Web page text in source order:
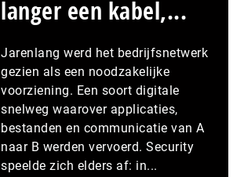
langer een kabel,...
Jarenlang werd het bedrijfsnetwerk
gezien als een noodzakelijke
voorziening. Een soort digitale
snelweg waarover applicaties,
bestanden en communicatie van A
naar B werden vervoerd. Security
speelde zich elders af: in...